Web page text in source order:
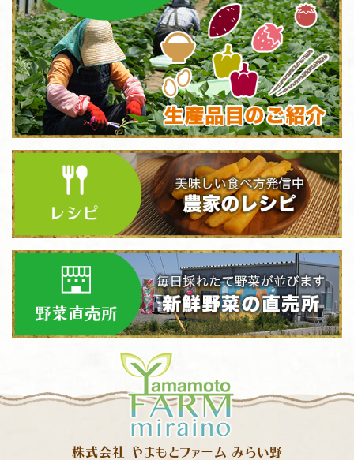
Yamamoto FARM
株式会社 やまもとファーム みらい野